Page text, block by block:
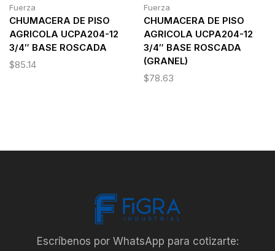
Fuerza
CHUMACERA DE PISO
AGRICOLA UCPA204-12
3/4″ BASE ROSCADA
$85.14
Fuerza
CHUMACERA DE PISO
AGRICOLA UCPA204-12
3/4″ BASE ROSCADA
(GRANEL)
$78.63
Escríbenos por WhatsApp para cotizarte: